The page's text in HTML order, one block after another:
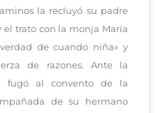
la recluyó su padre
el trato con la monja María
de cuando niña» y
de razones. Ante la
fugó al convento de la
de su hermano